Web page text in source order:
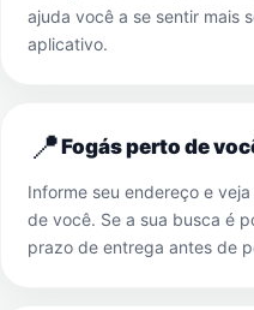
ajuda você a se sentir mais
aplicativo.
📍Fogás perto de
Informe seu endereço e
de você. Se a sua busca é
prazo de entrega antes de